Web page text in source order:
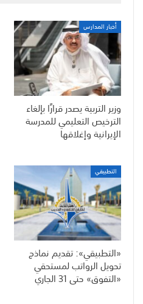
أخبار المدارس
وزير التربية يصدر قرارًا بإلغاء
الترخيص التعليمي للمدرسة
الإيرانية وإغلاقها
التطبيقي
«التطبيقي»: تقديم نماذج
تحويل الرواتب لمستحقي
«التفوق» حتى 31 الجاري